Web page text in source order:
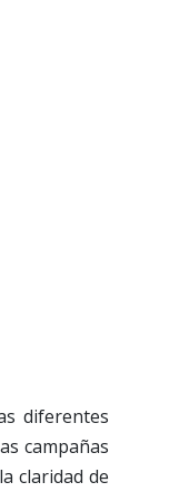
diferentes
campañas
claridad de